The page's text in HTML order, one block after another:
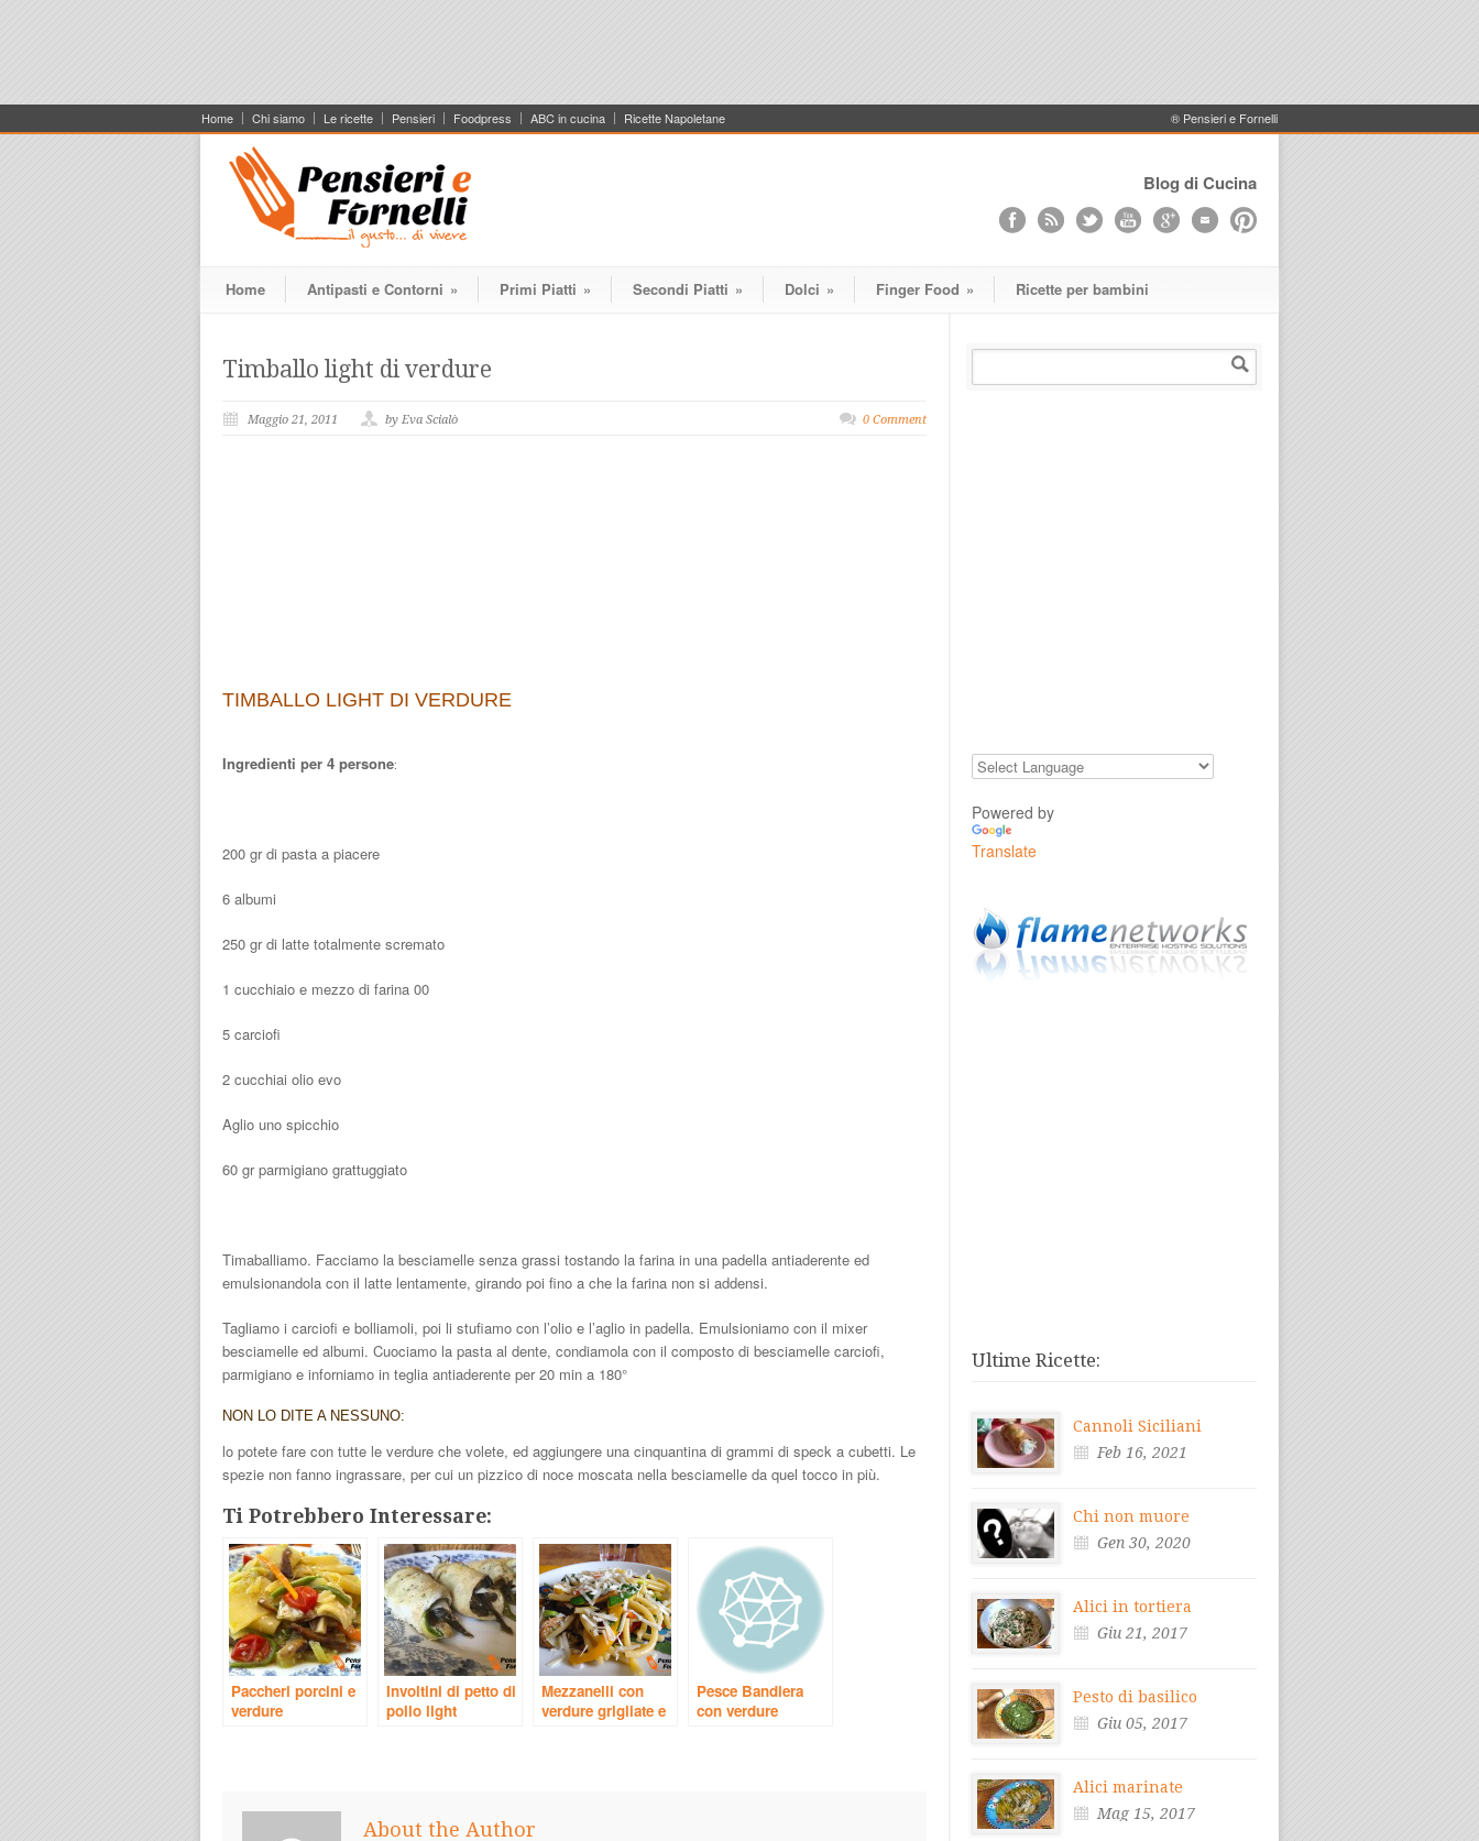
Home Chi siamo Le ricette Pensieri Foodpress ABC in cucina Ricette Napoletane ® Pensieri e Fornelli
Blog di Cucina
Home Antipasti e Contorni » Primi Piatti » Secondi Piatti » Dolci » Finger Food » Ricette per bambini
Timballo light di verdure
Maggio 21, 2011 by Eva Scialò 0 Comment
TIMBALLO LIGHT DI VERDURE
Ingredienti per 4 persone:
200 gr di pasta a piacere
6 albumi
250 gr di latte totalmente scremato
1 cucchiaio e mezzo di farina 00
5 carciofi
2 cucchiai olio evo
Aglio uno spicchio
60 gr parmigiano grattuggiato
Timaballiamo. Facciamo la besciamelle senza grassi tostando la farina in una padella antiaderente ed
emulsionandola con il latte lentamente, girando poi fino a che la farina non si addensi.
Tagliamo i carciofi e bolliamoli, poi li stufiamo con l’olio e l’aglio in padella. Emulsioniamo con il mixer
besciamelle ed albumi. Cuociamo la pasta al dente, condiamola con il composto di besciamelle carciofi,
parmigiano e inforniamo in teglia antiaderente per 20 min a 180°
NON LO DITE A NESSUNO:
lo potete fare con tutte le verdure che volete, ed aggiungere una cinquantina di grammi di speck a cubetti. Le
spezie non fanno ingrassare, per cui un pizzico di noce moscata nella besciamelle da quel tocco in più.
Ti Potrebbero Interessare:
Paccheri porcini e
verdure
Involtini di petto di
pollo light
Mezzanelli con
verdure grigliate e
Pesce Bandiera
con verdure
About the Author
Powered by
Translate
Ultime Ricette:
Cannoli Siciliani
Feb 16, 2021
Chi non muore
Gen 30, 2020
Alici in tortiera
Giu 21, 2017
Pesto di basilico
Giu 05, 2017
Alici marinate
Mag 15, 2017